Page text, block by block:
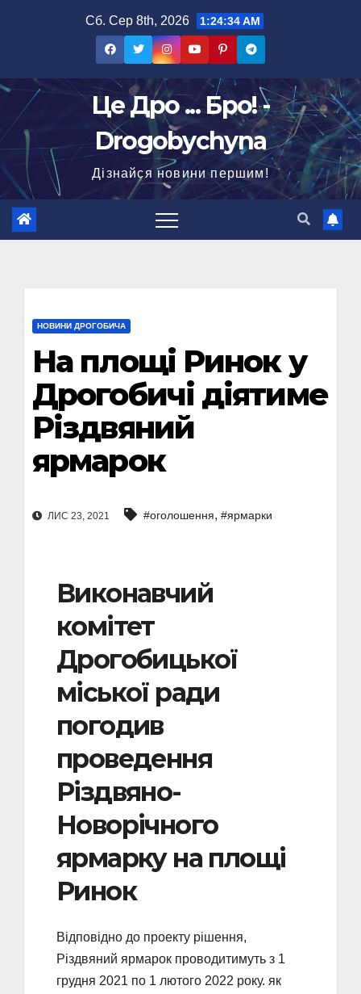
Сб. Сер 8th, 2026 1:24:35 AM
Це Дро ... Бро! -
Drogobychyna
Дізнайся новини першим!
НОВИНИ ДРОГОБИЧА
На площі Ринок у
Дрогобичі діятиме
Різдвяний
ярмарок
ЛИС 23, 2021 #оголошення, #ярмарки
Виконавчий
комітет
Дрогобицької
міської ради
погодив
проведення
Різдвяно-
Новорічного
ярмарку на площі
Ринок
Відповідно до проекту рішення,
Різдвяний ярмарок проводитимуть з 1
грудня 2021 по 1 лютого 2022 року. як